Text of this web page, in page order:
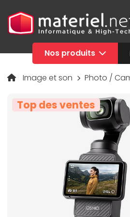
Nos produits
Image et son Photo /
Top des ventes